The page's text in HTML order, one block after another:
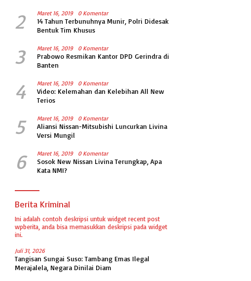
2 Maret 16, 2019 0 Komentar
14 Tahun Terbunuhnya Munir, Polri Didesak
Bentuk Tim Khusus
3 Maret 16, 2019 0 Komentar
Prabowo Resmikan Kantor DPD Gerindra di
Banten
4 Maret 16, 2019 0 Komentar
Video: Kelemahan dan Kelebihan All New
Terios
5 Maret 16, 2019 0 Komentar
Aliansi Nissan-Mitsubishi Luncurkan Livina
Versi Mungil
6 Maret 16, 2019 0 Komentar
Sosok New Nissan Livina Terungkap, Apa
Kata NMI?
Berita Kriminal
Ini adalah contoh deskripsi untuk widget recent post
wpberita, anda bisa memasukkan deskripsi pada widget
ini.
Juli 31, 2026
Tangisan Sungai Suso: Tambang Emas Ilegal
Merajalela, Negara Dinilai Diam